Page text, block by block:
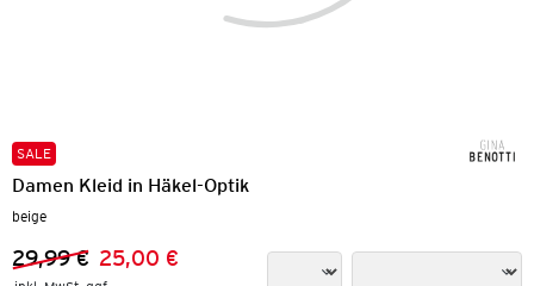
SALE
Damen Kleid in Häkel-Optik
beige
Vorheriger Preis:
29,99 €
Neuer Preis:25,00 €